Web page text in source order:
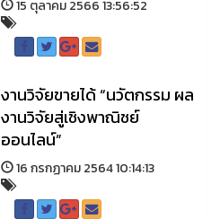
15 ตุลาคม 2566 13:56:52
งานวิจัยขายได้ “นวัตกรรม ผล
งานวิจัยสู่เชิงพาณิชย์
ออนไลน์”
16 กรกฏาคม 2564 10:14:13